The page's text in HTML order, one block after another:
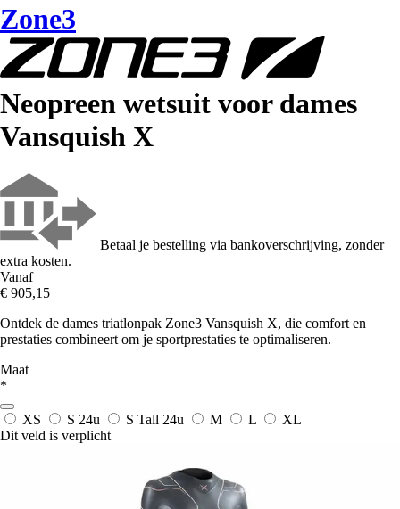
Zone3
Neopreen wetsuit voor dames
Vansquish X
Betaal je bestelling via bankoverschrijving, zonder
extra kosten.
Vanaf
€ 905,15
Ontdek de dames triatlonpak Zone3 Vansquish X, die comfort en
prestaties combineert om je sportprestaties te optimaliseren.
Maat
*
XS S 24u S Tall 24u M L
XL
Dit veld is verplicht